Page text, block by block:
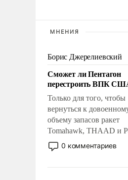
МНЕНИЯ
Борис Джерелиевский
Сможет ли Пентагон
перестроить ВПК
Только для того, чтобы
вернуться к
объему запасов ракет
Tomahawk, THAAD и
США потребуется более
лет. Даже небольшая
0 комментариев